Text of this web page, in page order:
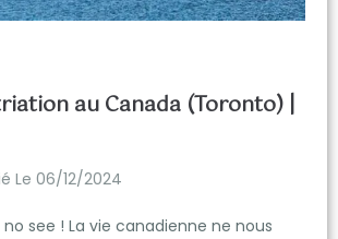
au Canada (Toronto) |
Le 06/12/2024
see ! La vie canadienne ne nous